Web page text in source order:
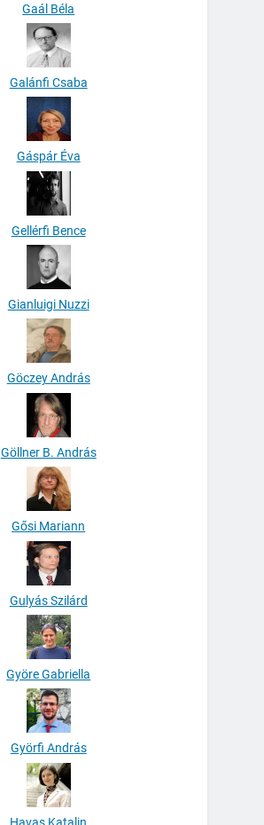
Gaál Béla
Galánfi Csaba
Gáspár Éva
Gellérfi Bence
Gianluigi Nuzzi
Göczey András
Göllner B. András
Gősi Mariann
Gulyás Szilárd
Györe Gabriella
Györfi András
Havas Katalin